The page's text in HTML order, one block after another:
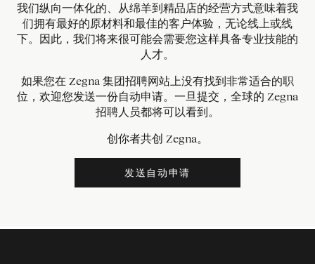
我们纵向一体化的、从绵羊到精品店的经营方式意味着我
们拥有最好的原材料和最佳的客户体验，无论线上或线
下。因此，我们将来很可能会需要您这样具备专业技能的
人才。
如果您在 Zegna 集团招聘网站上没有找到非常适合的职
位，欢迎您发送一份自动申请。一旦提交，全球的 Zegna
招聘人员都将可以看到。
创你者共创 Zegna。
发送自动申请